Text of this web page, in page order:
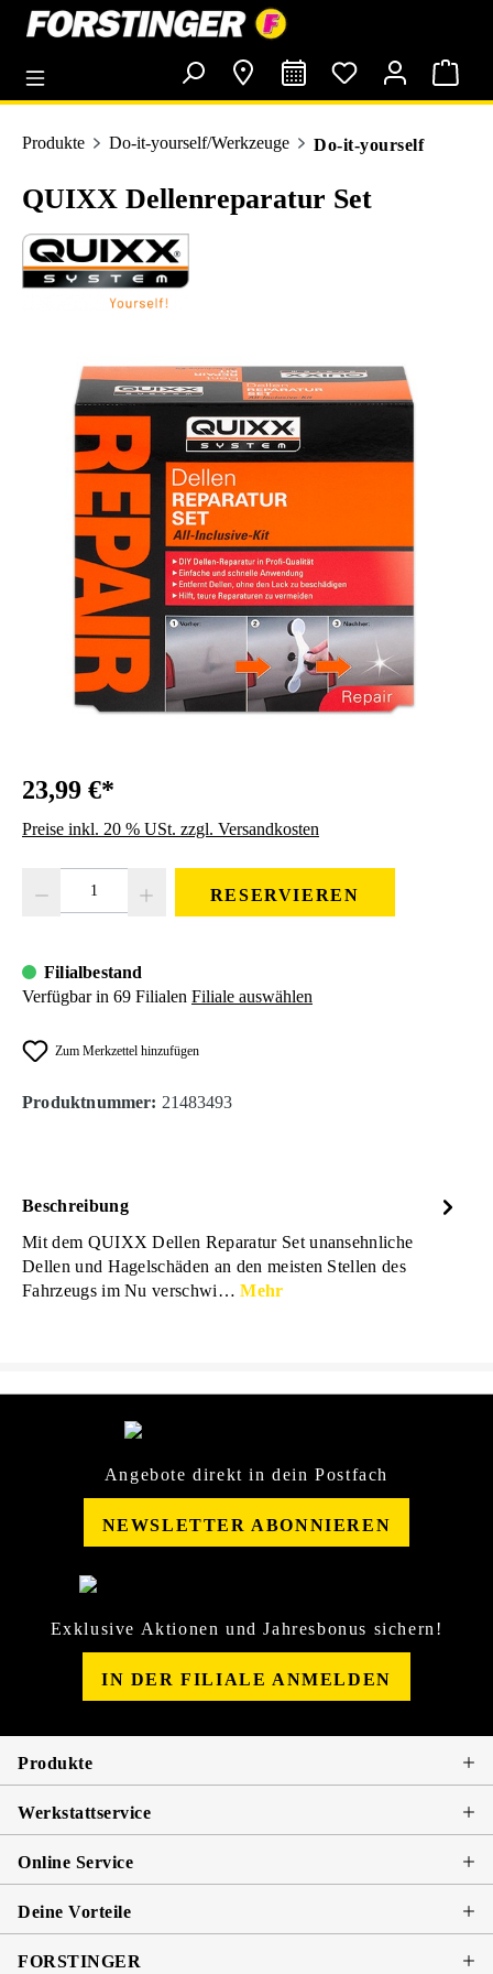
springen
Produkte Do-it-yourself/Werkzeuge Do-it-yourself
QUIXX Dellenreparatur Set
23,99 €*
Preise inkl. 20 % USt. zzgl. Versandkosten
RESERVIEREN
Filialbestand
Verfügbar in 69 Filialen Filiale auswählen
Zum Merkzettel hinzufügen
Produktnummer: 21483493
Beschreibung
Mit dem QUIXX Dellen Reparatur Set unansehnliche
Dellen und Hagelschäden an den meisten Stellen des
Fahrzeugs im Nu verschwi…Mehr
Angebote direkt in dein Postfach
NEWSLETTER ABONNIEREN
Exklusive Aktionen und Jahresbonus sichern!
IN DER FILIALE ANMELDEN
Produkte
Werkstattservice
Online Service
Deine Vorteile
FORSTINGER